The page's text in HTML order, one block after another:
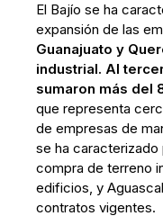
El Bajío se ha
expansión de las
Guanajuato y
industrial. Al
sumaron más del
que representa
de empresas de
se ha caracterizado
compra de terreno
edificios, y
contratos vigentes.